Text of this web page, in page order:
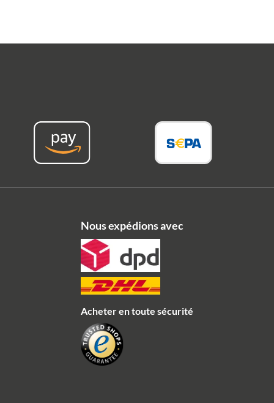
Nous expédions avec
Acheter en toute sécurité